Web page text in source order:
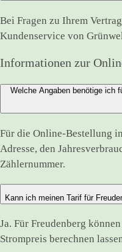
Bei Fragen zu Ihrem
Kundenservice von
Informationen zur
Welche Angaben benötige ich
Für die Online-Bestellung
Adresse, den
Zählernummer.
Kann ich meinen Tarif für
Ja. Für Freudenberg
Strompreis berechnen